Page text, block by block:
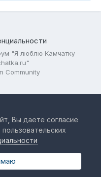
"Я люблю Камчатку –
Community
Вы даете согласие